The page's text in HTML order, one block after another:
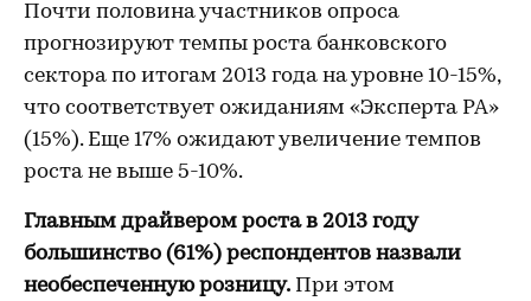
Почти половина участников опроса
прогнозируют темпы роста банковского
сектора по итогам 2013 года на уровне 10-15%,
что соответствует ожиданиям «Эксперта РА»
(15%). Еще 17% ожидают увеличение темпов
роста не выше 5-10%.
Главным драйвером роста в 2013 году
большинство (61%) респондентов назвали
необеспеченную розницу. При этом